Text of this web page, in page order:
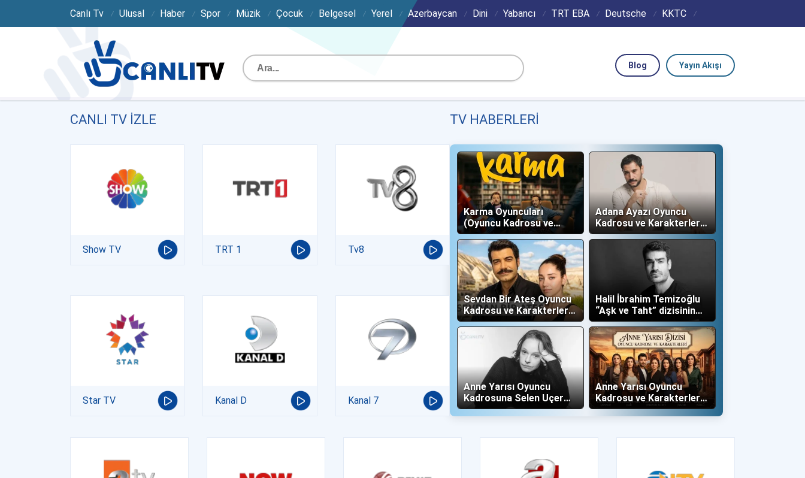
Canlı Tv Ulusal Haber Spor Müzik Çocuk Belgesel Yerel Azerbaycan Dini Yabancı TRT EBA Deutsche KKTC
Yayın Akışı
Blog
CANLI TV IZLE
Show TV TRT 1 Tv8
Star TV Kanal D Kanal 7
TV HABERLERI
Karma Oyuncuları
(Oyuncu Kadrosu ve
Karakterleri)
Adana Ayazı Oyuncu
Kadrosu ve Karakterleri
(Now TV)
Sevdan Bir Ateş Oyuncu
Kadrosu ve Karakterleri
(Show TV)
Halil İbrahim Temizoğlu
“Aşk ve Taht” dizisinin
Yalboğan'ı Oldu
Anne Yarısı Oyuncu
Kadrosuna Selen Uçer
"Altın" Karakteri İle Dahil
Anne Yarısı Oyuncu
Kadrosu ve Karakterleri
(Now TV)